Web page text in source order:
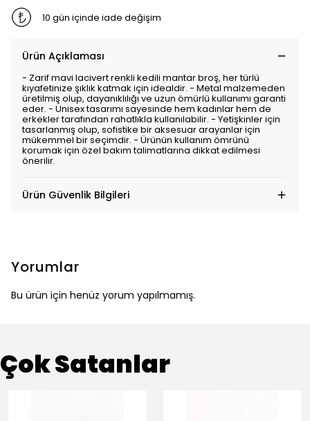
10 gün içinde iade değişim
Ürün Açıklaması
- Zarif mavi lacivert renkli kedili mantar broş, her türlü
kıyafetinize şıklık katmak için idealdir. - Metal malzemeden
üretilmiş olup, dayanıklılığı ve uzun ömürlü kullanımı garanti
eder. - Unisex tasarımı sayesinde hem kadınlar hem de
erkekler tarafından rahatlıkla kullanılabilir. - Yetişkinler için
tasarlanmış olup, sofistike bir aksesuar arayanlar için
mükemmel bir seçimdir. - Ürünün kullanım ömrünü
korumak için özel bakım talimatlarına dikkat edilmesi
önerilir.
Ürün Güvenlik Bilgileri
Yorumlar
Bu ürün için henüz yorum yapılmamış.
Çok Satanlar